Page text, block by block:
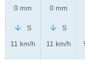
0 mm
S
11 km/h
0 mm
S
11 km/h